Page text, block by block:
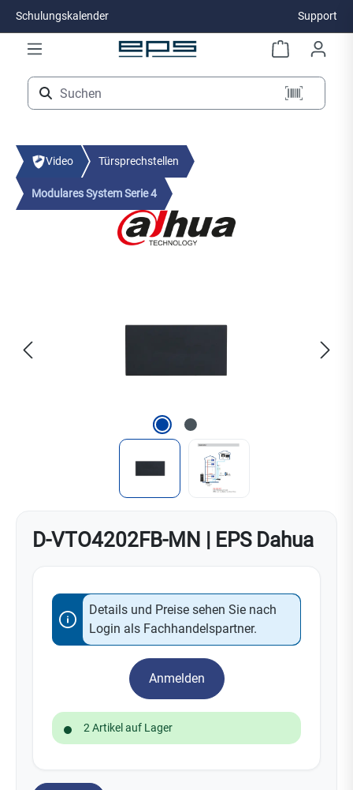
Zum Hauptinhalt springen
Schulungskalender Support
Video Türsprechstellen
Modulares System Serie 4
D-VTO4202FB-MN | EPS Dahua
Details und Preise sehen Sie nach
Login als Fachhandelspartner.
Anmelden
2 Artikel auf Lager